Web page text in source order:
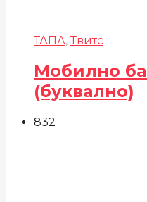
ТАПА, Твитс
Мобилно
(буквално)
832